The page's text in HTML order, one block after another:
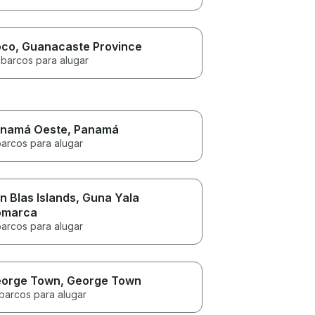
, Guanacaste Province
para alugar
Oeste, Panamá
para alugar
Blas Islands, Guna Yala
para alugar
Town, George Town
para alugar